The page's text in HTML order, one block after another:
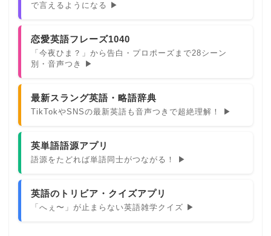
で言えるようになる ▶
恋愛英語フレーズ1040
「今夜ひま？」から告白・プロポーズまで28シーン
別・音声つき ▶
最新スラング英語・略語辞典
TikTokやSNSの最新英語も音声つきで超絶理解！ ▶
英単語語源アプリ
語源をたどれば単語同士がつながる！ ▶
英語のトリビア・クイズアプリ
「へぇ〜」が止まらない英語雑学クイズ ▶